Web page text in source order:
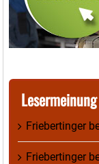
Lesermeinung
Friebertinger
Friebertinger